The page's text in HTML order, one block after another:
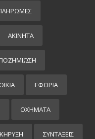
ΑΚΙΝΗΤΑ
ΕΦΟΡΙΑ
ΟΧΗΜΑΤΑ
ΣΥΝΤΑΞΕΙΣ